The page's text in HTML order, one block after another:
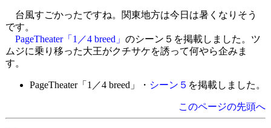
台風すごかったですね。関東地方は今日は暑くなりそう
です。
PageTheater「1／4 breed」 のシーン５を掲載しました。ツ
ムジに乗り移った大王がクチサケを誘って何やら企みま
す。
PageTheater「1／4 breed」・ シーン５ を掲載しました。
このページの先頭へ